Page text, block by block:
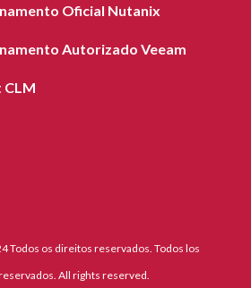
Oficial Nutanix
Autorizado Veeam
Todos os direitos reservados. Todos los
All rights reserved.